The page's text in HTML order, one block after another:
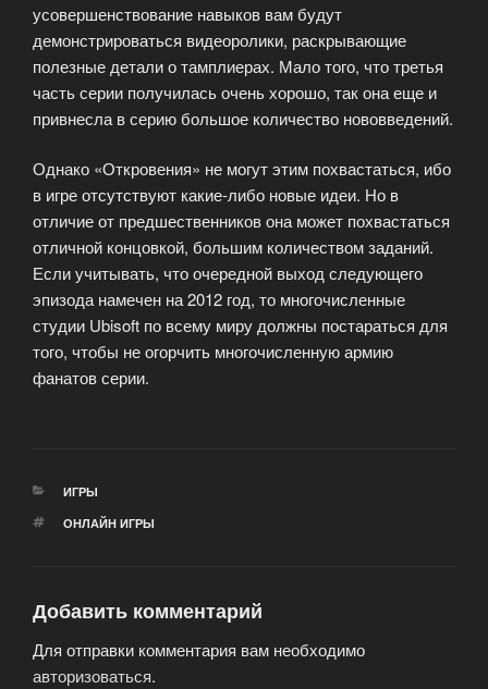
усовершенствование навыков вам будут
демонстрироваться видеоролики, раскрывающие
полезные детали о тамплиерах. Мало того, что третья
часть серии получилась очень хорошо, так она еще и
привнесла в серию большое количество нововведений.
Однако «Откровения» не могут этим похвастаться, ибо
в игре отсутствуют какие-либо новые идеи. Но в
отличие от предшественников она может похвастаться
отличной концовкой, большим количеством заданий.
Если учитывать, что очередной выход следующего
эпизода намечен на 2012 год, то многочисленные
студии Ubisoft по всему миру должны постараться для
того, чтобы не огорчить многочисленную армию
фанатов серии.
РУБРИКИ
ИГРЫ
МЕТКИ
ОНЛАЙН ИГРЫ
Добавить комментарий
Для отправки комментария вам необходимо
авторизоваться.